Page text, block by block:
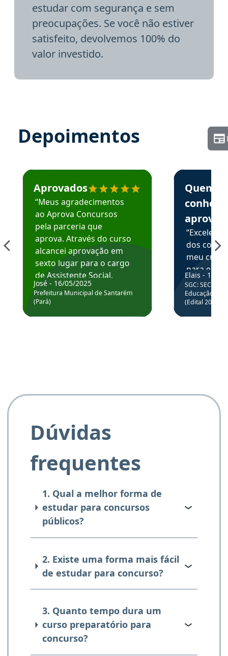
estudar com segurança e sem
preocupações. Se você não estiver
satisfeito, devolvemos 100% do
valor investido.
Depoimentos
Estudante José recomenda o Aprova Concursos em
Aprovados
“Meus agradecimentos
ao Aprova Concursos
pela parceria que
aprova. Através do curso
alcancei aprovação em
sexto lugar para o cargo
de Assistente Social.
Hoje estou atuando na
Prefeitura de Santarém.
José - 16/05/2025
Prefeitura Municipal de Santarém
(Pará)
Estudante
Quem
aprova
dos
meu
para
colocar
através
de
Elais - 15/
SGC: SEC BA
Educação
(Edital
Dúvidas
frequentes
1. Qual a melhor forma de
estudar para concursos
públicos?
2. Existe uma forma mais fácil
de estudar para concurso?
3. Quanto tempo dura um
curso preparatório para
concurso?